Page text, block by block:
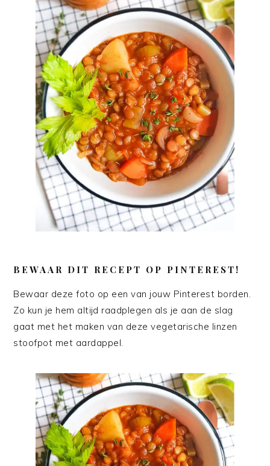
BEWAAR DIT RECEPT OP PINTEREST!
Bewaar deze foto op een van jouw Pinterest borden.
Zo kun je hem altijd raadplegen als je aan de slag
gaat met het maken van deze vegetarische linzen
stoofpot met aardappel.